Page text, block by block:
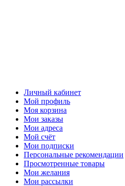
Личный кабинет
Мой профиль
Моя корзина
Мои заказы
Мои адреса
Мой счёт
Мои подписки
Персональные рекомендации
Просмотренные товары
Мои желания
Мои рассылки